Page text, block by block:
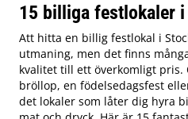
15 billiga festlokaler
Att hitta en billig festlokal i
utmaning, men det finns
kvalitet till ett överkomligt
bröllop, en födelsedagsfest
det lokaler som låter dig hyra